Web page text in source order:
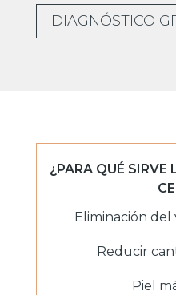
DIAGNÓSTICO
¿PARA QUÉ SIRVE
Eliminación del
Reducir
Piel